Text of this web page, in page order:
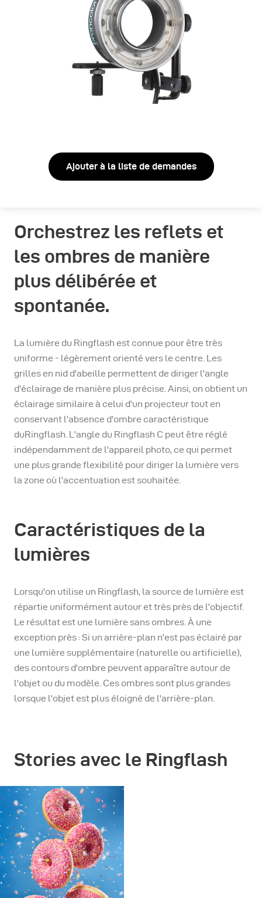
Ajouter à la liste de demandes
Orchestrez les reflets et
les ombres de manière
plus délibérée et
spontanée.
La lumière du Ringflash est connue pour être très
uniforme - légèrement orienté vers le centre. Les
grilles en nid d'abeille permettent de diriger l'angle
d'éclairage de manière plus précise. Ainsi, on obtient un
éclairage similaire à celui d'un projecteur tout en
conservant l'absence d'ombre caractéristique
duRingflash. L'angle du Ringflash C peut être réglé
indépendamment de l'appareil photo, ce qui permet
une plus grande flexibilité pour diriger la lumière vers
la zone où l'accentuation est souhaitée.
Caractéristiques de la
lumières
Lorsqu'on utilise un Ringflash, la source de lumière est
répartie uniformément autour et très près de l'objectif.
Le résultat est une lumière sans ombres. À une
exception près : Si un arrière-plan n'est pas éclairé par
une lumière supplémentaire (naturelle ou artificielle),
des contours d'ombre peuvent apparaître autour de
l'objet ou du modèle. Ces ombres sont plus grandes
lorsque l'objet est plus éloigné de l'arrière-plan.
Stories avec le Ringflash